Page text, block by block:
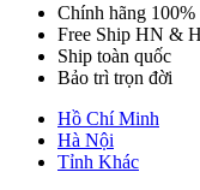
Chính hãng 100%
Free Ship HN &
Ship toàn quốc
Bảo trì trọn đời
Hồ Chí Minh
Hà Nội
Tỉnh Khác